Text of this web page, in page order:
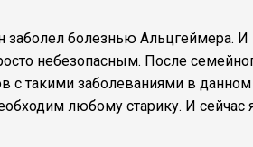
болезнью Альцгеймера. И
небезопасным. После
такими заболеваниями в
любому старику. И сейчас